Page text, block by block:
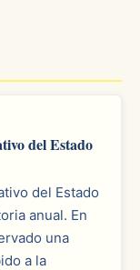
del Estado
del Estado
anual. En
una
a la